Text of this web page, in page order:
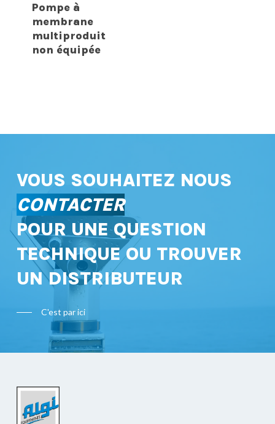
Pompe à
membrane
multiproduit
non équipée
VOUS SOUHAITEZ NOUS
CONTACTER
POUR UNE QUESTION
TECHNIQUE OU TROUVER
UN DISTRIBUTEUR
C'est par ici